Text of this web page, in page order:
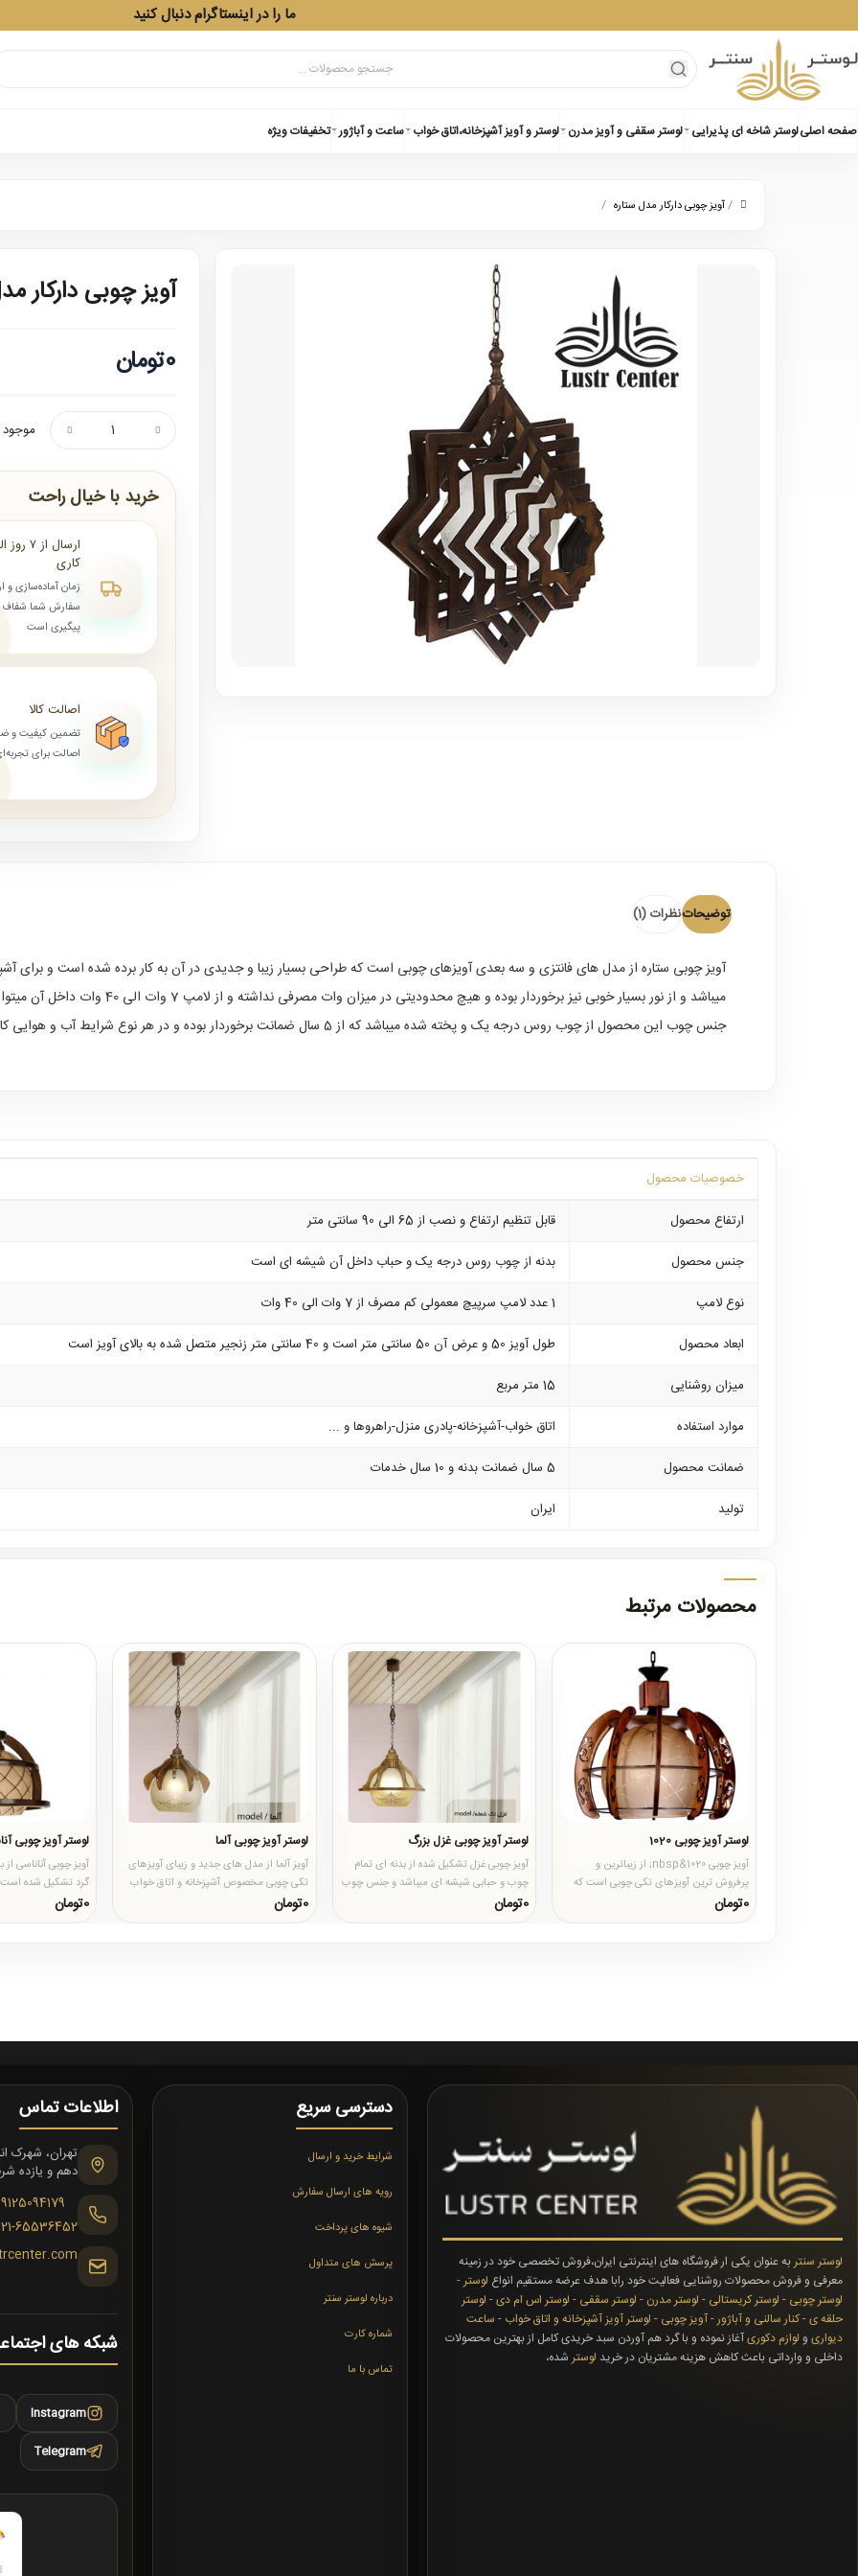
ما را در اینستاگرام دنبال کنید
صفحه اصلیلوستر شاخه ای پذیرایی لوستر سقفی و آویز مدرن لوستر و آویز آشپزخانه،اتاق خواب ساعت و آباژور تخفیفات ویژه
/آویز چوبی دارکار مدل ستاره /
آویز چوبی دارکار
0تومان
خرید با خیال راحت
کاری
زمان آماده‌سازی و
سفارش شما شفاف
پیگیری است
اصالت کالا
تضمین کیفیت و
اصالت برای
توضیحاتنظرات (1)
آویز چوبی ستاره از مدل های فانتزی و سه بعدی آویزهای چوبی است که طراحی بسیار زیبا و جدیدی در آن به کار برده شده است و برای
میباشد و از نور بسیار خوبی نیز برخوردار بوده و هیچ محدودیتی در میزان وات مصرفی نداشته و از لامپ 7 وات الی 40 وات داخل آن میتوان به کار برد و نوری کامل را به محیط بخشید.
جنس چوب این محصول از چوب روس درجه یک و پخته شده میباشد که از 5 سال ضمانت برخوردار بوده و در هر نوع شرایط آب و هوایی کاملا ایمن بوده و قابل استفاده میباشد.
خصوصیات محصول
ارتفاع محصول
قابل تنظیم ارتفاع و نصب از 65 الی 90 سانتی متر
جنس محصول
بدنه از چوب روس درجه یک و حباب داخل آن شیشه ای است
نوع لامپ
1 عدد لامپ سرپیچ معمولی کم مصرف از 7 وات الی 40 وات
ابعاد محصول
طول آویز 50 و عرض آن 50 سانتی متر است و 40 سانتی متر زنجیر متصل شده به بالای آویز است
میزان روشنایی
15 متر مربع
موارد استفاده
اتاق خواب-آشپزخانه-پادری منزل-راهروها و ...
ضمانت محصول
5 سال ضمانت بدنه و 10 سال خدمات
تولید
ایران
محصولات مرتبط
لوستر آویز چوبی 1020
آویز چوبی 1020&nbsp; از زیباترین و
پرفروش ترین آویزهای تکی چوبی است که
جنس چوب آن از چوب درجه یک روس..
0تومان
لوستر آویز چوبی غزل بزرگ
آویز چوبی غزل تشکیل شده از بدنه ای تمام
چوب و حبابی شیشه ای میباشد و جنس چوب
آن از چوب درجه یک و پخت..
0تومان
لوستر آویز چوبی آلما
آویز آلما از مدل های جدید و زیبای آویزهای
تکی چوبی مخصوص آشپزخانه و اتاق خواب
میباشد که بدنه ای 12 پ..
0تومان
لوستر آویز چوبی
آویز چوبی آناناسی
گرد تشکیل شده است
بسیار زیبا و انحصار..
0تومان
لوستر سنتربه عنوان یکی ار فروشگاه های اینترنتی ایران،فروش تخصصی خود در زمینه
معرفی و فروش محصولات روشنایی فعالیت خود رابا هدف عرضه مستقیم انواع لوستر-
لوستر چوبی - لوستر کریستالی - لوستر مدرن - لوستر سقفی - لوستر اس ام دی- لوستر
حلقه ی-کنار سالنی و آباژور-آویز چوبی - لوستر آویز آشپزخانه و اتاق خواب - ساعت
دیواری و لوازم دکوریآغاز نموده و با گرد هم آوردن سبد خریدی کامل از بهترین محصولات
داخلی و وارداتی باعث کاهش هزینه مشتریان در خرید لوسترشده،
دسترسی سریع
شرایط خرید و ارسال
رویه های ارسال سفارش
شیوه های پرداخت
پرسش های متداول
درباره لوستر سنتر
شماره کارت
تماس با ما
اطلاعات تماس
دهم و یازده
65536452
شبکه های
Instagram
Telegram